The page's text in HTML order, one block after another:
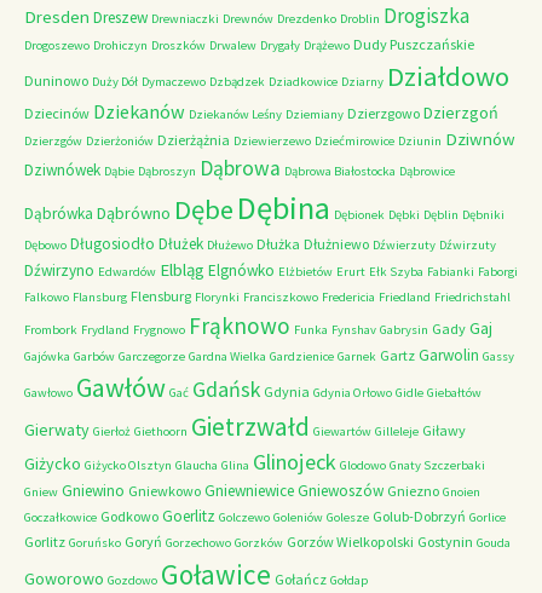
Dresden Dreszew Drewniaczki Drewnów Drezdenko Droblin Drogiszka
Drogoszewo Drohiczyn Droszków Drwalew Drygały Drążewo Dudy Puszczańskie
Duninowo Duży Dół Dymaczewo Dzbądzek Dziadkowice Dziarny Działdowo
Dziecinów Dziekanów Dziekanów Leśny Dziemiany Dzierzgowo Dzierzgoń
Dzierzgów Dzierżoniów Dzierżążnia Dziewierzewo Dziećmirowice Dziunin Dziwnów
Dziwnówek Dąbie Dąbroszyn Dąbrowa Dąbrowa Białostocka Dąbrowice
Dąbrówka Dąbrówno Dębe Dębina Dębionek Dębki Dęblin Dębniki
Dębowo Długosiodło Dłużek Dłużewo Dłużka Dłużniewo Dźwierzuty Dźwirzuty
Dźwirzyno Edwardów Elbląg Elgnówko Elżbietów Erurt Ełk Szyba Fabianki Faborgi
Falkowo Flansburg Flensburg Florynki Franciszkowo Fredericia Friedland Friedrichstahl
Frombork Frydland Frygnowo Frąknowo Funka Fynshav Gabrysin Gady Gaj
Gajówka Garbów Garczegorze Gardna Wielka Gardzienice Garnek Gartz Garwolin Gassy
Gawłowo Gawłów Gać Gdańsk Gdynia Gdynia Orłowo Gidle Giebałtów
Gierwaty Gierłoż Giethoorn Gietrzwałd Giewartów Gilleleje Giławy
Giżycko Giżycko Olsztyn Glaucha Glina Glinojeck Glodowo Gnaty Szczerbaki
Gniew Gniewino Gniewkowo GniewniewiceGniewoszów Gniezno Gnoien
Goczałkowice Godkowo Goerlitz Golczewo Goleniów Golesze Golub-Dobrzyń Gorlice
Gorlitz Goruńsko Goryń Gorzechowo Gorzków Gorzów Wielkopolski Gostynin Gouda
Goworowo Gozdowo Goławice Gołańcz Gołdap